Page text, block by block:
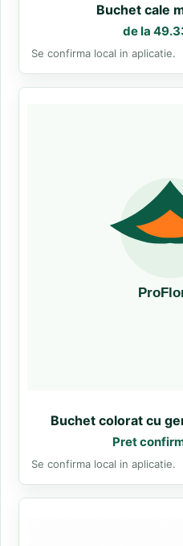
Buchet cale
de la
Se confirma local in aplicatie.
Buchet colorat cu
Pret
Se confirma local in aplicatie.